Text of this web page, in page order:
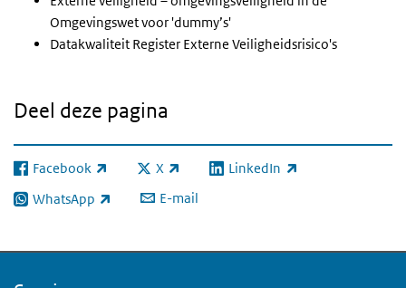
Omgevingswet voor 'dummy’s'
Datakwaliteit Register Externe Veiligheidsrisico's
Deel deze pagina
Facebook
(externe link) X
(externe link) LinkedIn
(externe link)
WhatsApp
(externe link) E-mail